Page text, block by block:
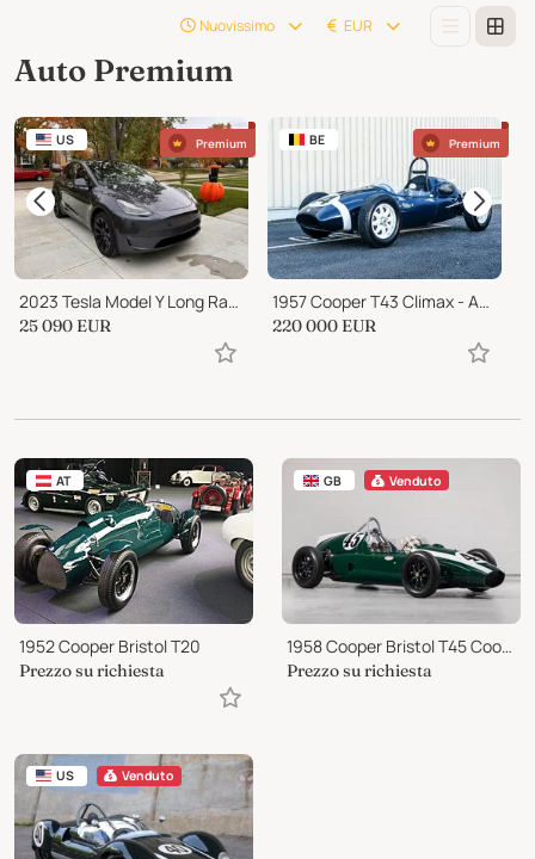
Nuovissimo EUR
Auto Premium
US Premium
2023 Tesla Model Y Long Range
25 090 EUR
BE Premium
1957 Cooper T43 Climax - Australian Gold Star Winner
220 000 EUR
AT
1952 Cooper Bristol T20
Prezzo su richiesta
GB Venduto
1958 Cooper Bristol T45 Cooper-Climax T45 Mk III
Prezzo su richiesta
US Venduto